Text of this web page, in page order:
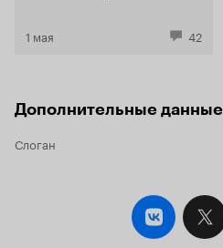
1 мая 42
Дополнительные данные
Слоган